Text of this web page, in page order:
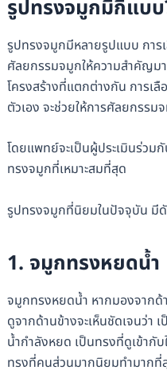
รูปทรงจมูกมีกี่แบ
รูปทรงจมูกมีหลายรูปแบบ การ
ศัลยกรรมจมูกให้ความสำคัญม
โครงสร้างที่แตกต่างกัน การเลื
ตัวเอง จะช่วยให้การศัลยกรร
โดยแพทย์จะเป็นผู้ประเมินร่วม
ทรงจมูกที่เหมาะสมที่สุด
รูปทรงจมูกที่นิยมในปัจจุบัน มี
1. จมูกทรงหยดน้ำ
จมูกทรงหยดน้ำ หากมองจากด้
ดูจากด้านข้างจะเห็นชัดเจนว่า
น้ำกำลังหยด เป็นทรงที่ดูเข้ากั
ทรงที่คนส่วนมากนิยมทำมากที่